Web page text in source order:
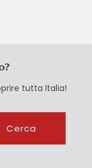
tutta Italia!
Cerca